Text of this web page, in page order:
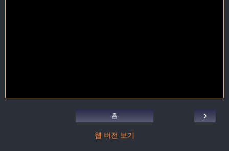
›
홈
웹 버전 보기